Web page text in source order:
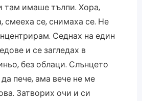
там имаше тълпи. Хора,
смееха се, снимаха се. Не
Седнах на един
и се загледах в
без облаци. Слънцето
пече, ама вече не ме
Затворих очи и си